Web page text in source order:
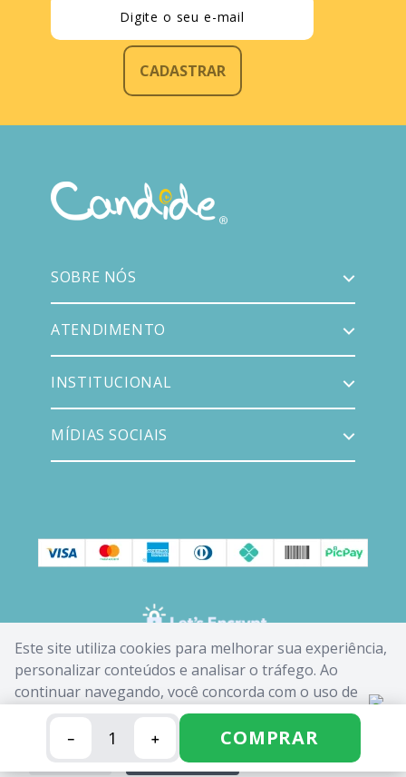
Este site utiliza cookies para melhorar sua experiência,
personalizar conteúdos e analisar o tráfego. Ao
continuar navegando, você concorda com o uso de
cookies. Saiba mais em nossaPolítica de Cookies.
ACEITAR
＋
－ COMPRAR
CADASTRAR
SOBRE NÓS
ATENDIMENTO
INSTITUCIONAL
MÍDIAS SOCIAIS